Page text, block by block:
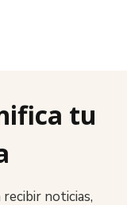
tu
noticias,